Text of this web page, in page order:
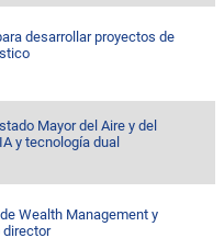
desarrollar proyectos de
Mayor del Aire y del
y tecnología dual
Wealth Management y
director